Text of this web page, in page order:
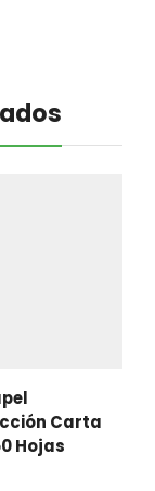
Carta
Hojas